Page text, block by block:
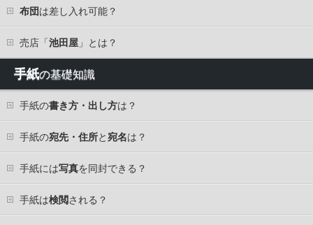
布団は差し入れ可能？
売店「 池田屋 」とは？
手紙の基礎知識
手紙の書き方・出し方は？
手紙の宛先・住所と宛名は？
手紙には写真を同封できる？
手紙は検閲される？